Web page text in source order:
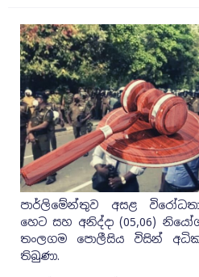
පාර්ලිමේන්තුව අසළ
හෙට සහ අනිද්දා (05,06)
තංලගම පොලීසිය විසින්
තිබුණා.